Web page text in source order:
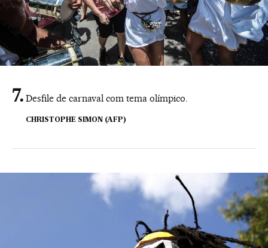
Desfile de carnaval com tema olímpico.
CHRISTOPHE SIMON (AFP)